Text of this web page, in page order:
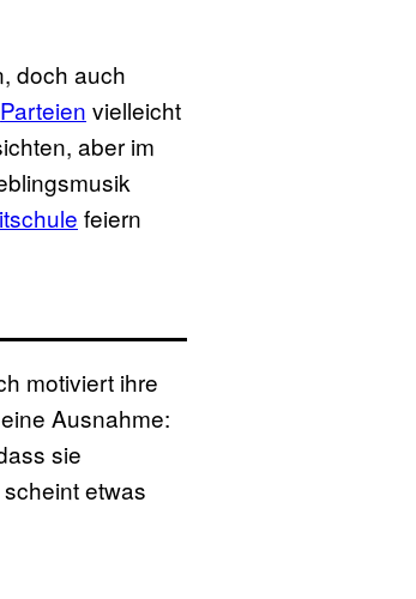
doch auch
Parteien vielleicht
aber im
feiern
motiviert ihre
Ausnahme:
sie
scheint etwas